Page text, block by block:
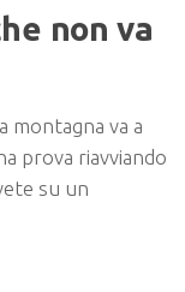
non va
montagna va a
prova riavviando
su un